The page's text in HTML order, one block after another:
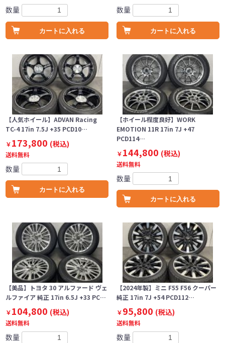
数量
カートに入れる
数量
カートに入れる
【人気ホイール】ADVAN Racing
TC-4 17in 7.5J +35 PCD10…
￥173,800 (税込)
送料無料
数量
カートに入れる
【ホイール程度良好】WORK
EMOTION 11R 17in 7J +47
PCD114…
￥144,800 (税込)
送料無料
数量
カートに入れる
【美品】トヨタ 30 アルファード ヴェ
ルファイア 純正 17in 6.5J +33 PC…
￥104,800 (税込)
送料無料
数量
【2024年製】ミニ F55 F56 クーパー
純正 17in 7J +54 PCD112…
￥95,800 (税込)
送料無料
数量